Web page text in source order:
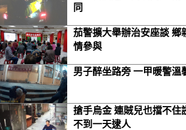
同
茄警擴大舉辦治安座談 鄉
情參與
男子醉坐路旁 一甲暖警溫
搶手烏金 連賊兒也擋不住
不到一天逮人